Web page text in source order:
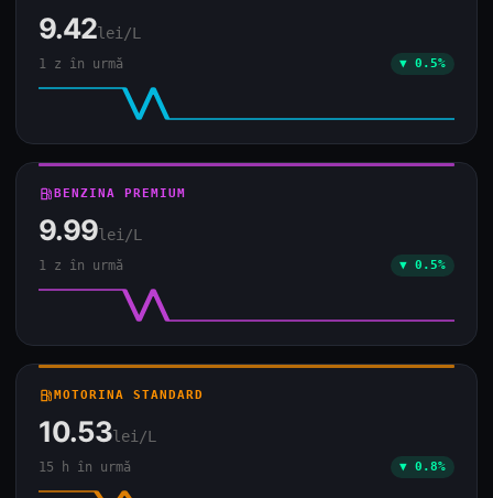
9.42lei/L
1 z în urmă ▼ 0.5%
local_gas_stationBENZINA PREMIUM
9.99lei/L
1 z în urmă ▼ 0.5%
local_gas_stationMOTORINA STANDARD
10.53lei/L
15 h în urmă ▼ 0.8%